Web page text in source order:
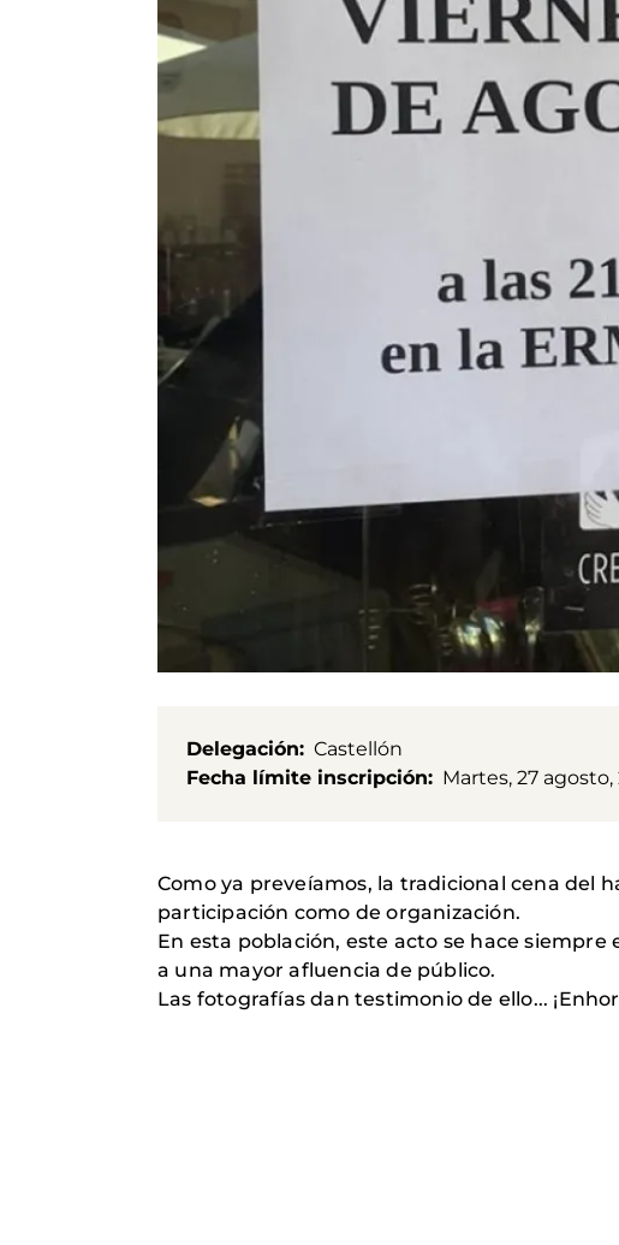
Delegación
Castellón
Fecha límite inscripción
Martes, 27 agosto,
Como ya preveíamos, la tradicional cena del
participación como de organización.
En esta población, este acto se hace
a una mayor afluencia de público.
Las fotografías dan testimonio de ello...